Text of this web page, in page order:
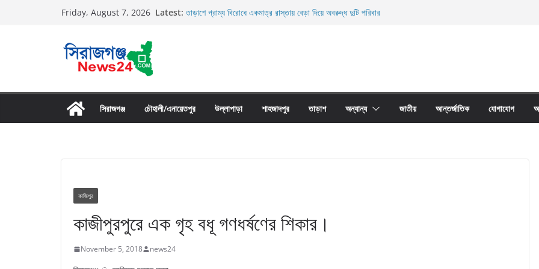
Friday, August 7, 2026 Latest: তাড়াশে গ্রাম্য বিরোধে একমাত্র রাস্তায় বেড়া দিয়ে অবরুদ্ধ দুটি পরিবার
সিরাজগঞ্জ চৌহালী/এনায়েতপুর উল্লাপাড়া শাহজাদপুর তাড়াশ অন্যান্য জাতীয় আন্তর্জাতিক যোগাযোগ
কাজিপুর
কাজীপুরপুরে এক গৃহ বধূ গণধর্ষণের শিকার।
November 5, 2018 news24